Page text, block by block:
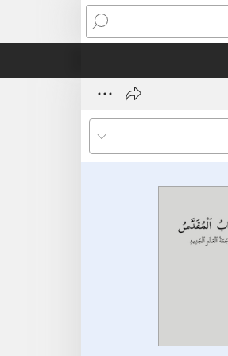
بحث